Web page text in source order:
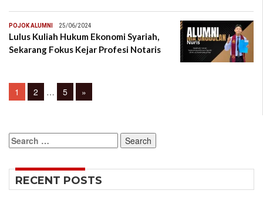
POJOK ALUMNI 25/06/2024
Lulus Kuliah Hukum Ekonomi Syariah,
Sekarang Fokus Kejar Profesi Notaris
Posts
Page
1 Page
2 … Page
5 »
Search
for:
RECENT POSTS